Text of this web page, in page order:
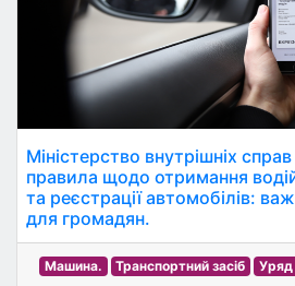
Міністерство внутрішніх
правила щодо отримання
та реєстрації автомобілів:
для громадян.
Машина. Транспортний засіб Уряд